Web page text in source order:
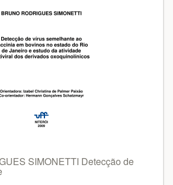
SIMONETTI Detecção de